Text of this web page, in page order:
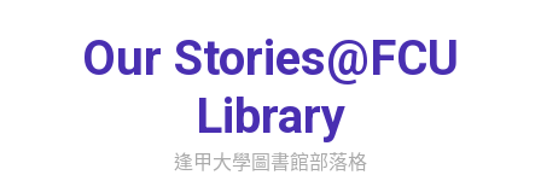
Our Stories@FCU
Library
逢甲大學圖書館部落格